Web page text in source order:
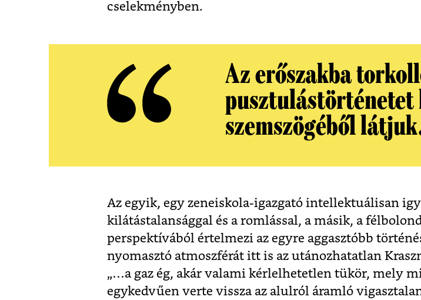
cselekményben.
Az erőszakba
pusztulástörténetet
szemszögéből
Az egyik, egy zeneiskola-igazgató intellektuálisan
kilátástalansággal és a romlással, a másik, a
perspektívából értelmezi az egyre aggasztóbb
nyomasztó atmoszférát itt is az utánozhatatlan
„…a gaz ég, akár valami kérlelhetetlen tükör, mely
egykedvűen verte vissza az alulról áramló